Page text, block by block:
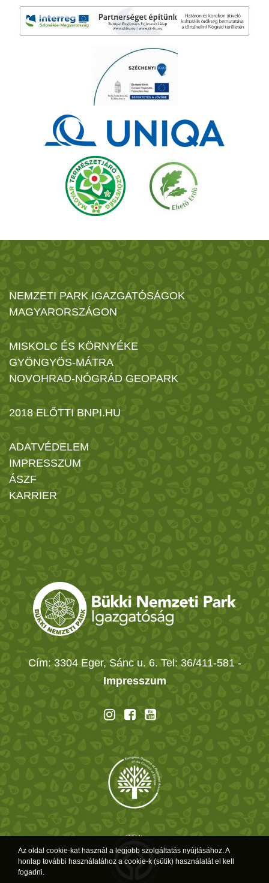
NEMZETI PARK IGAZGATÓSÁGOK
MAGYARORSZÁGON
MISKOLC ÉS KÖRNYÉKE
GYÖNGYÖS-MÁTRA
NOVOHRAD-NÓGRÁD GEOPARK
2018 ELŐTTI BNPI.HU
ADATVÉDELEM
IMPRESSZUM
ÁSZF
KARRIER
Cím: 3304 Eger, Sánc u. 6. Tel: 36/411-581 -
Impresszum
Az oldal cookie-kat használ a legjobb szolgáltatás nyújtásához. A
honlap további használatához a cookie-k (sütik) használatát el kell
fogadni.